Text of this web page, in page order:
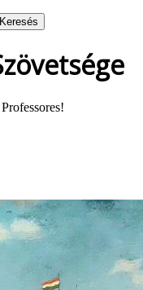
Keresés